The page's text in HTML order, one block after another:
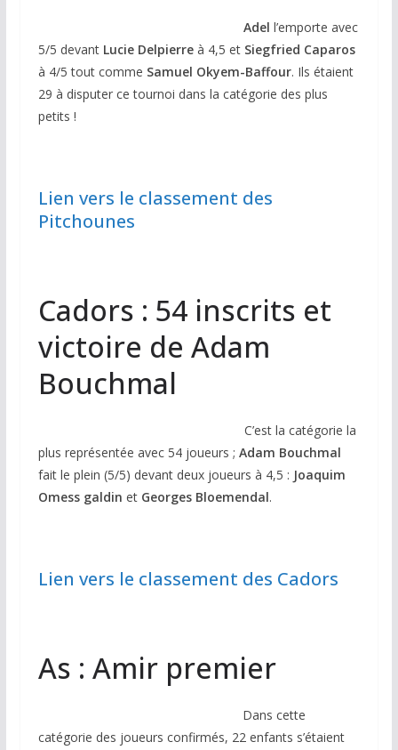
Adel l’emporte avec
5/5 devant Lucie Delpierreà 4,5 et Siegfried Caparos
à 4/5 tout comme Samuel Okyem-Baffour. Ils étaient
29 à disputer ce tournoi dans la catégorie des plus
petits !
Lien vers le classement des
Pitchounes
Cadors : 54 inscrits et
victoire de Adam
Bouchmal
C’est la catégorie la
plus représentée avec 54 joueurs ; Adam Bouchmal
fait le plein (5/5) devant deux joueurs à 4,5 : Joaquim
Omess galdin etGeorges Bloemendal.
Lien vers le classement des Cadors
As : Amir premier
Dans cette
catégorie des joueurs confirmés, 22 enfants s’étaient